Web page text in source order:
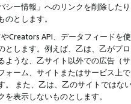
シー情報」へのリンクを削除した
とします。
Creators API、データフィード
とします。例えば、乙は、乙がプ
ような、乙サイト以外での広告（
ォーム、サイトまたはサービス上
。 また、乙は、乙のサイトでは
を表示しないものとします。